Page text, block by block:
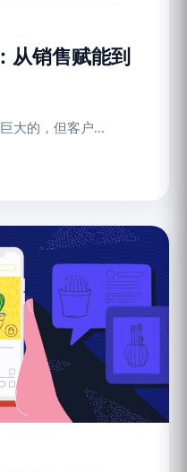
从销售赋能到
大的，但客户...